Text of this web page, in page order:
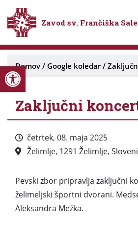
Open toolbar
Zavod sv. Frančiška
Domov / Google koledar/
Zaključni
četrtek, 08. maja 2025
Želimlje, 1291 Želimlje,
Pevski zbor pripravlja zaključni
želimeljski športni dvorani.
Aleksandra Mežka.